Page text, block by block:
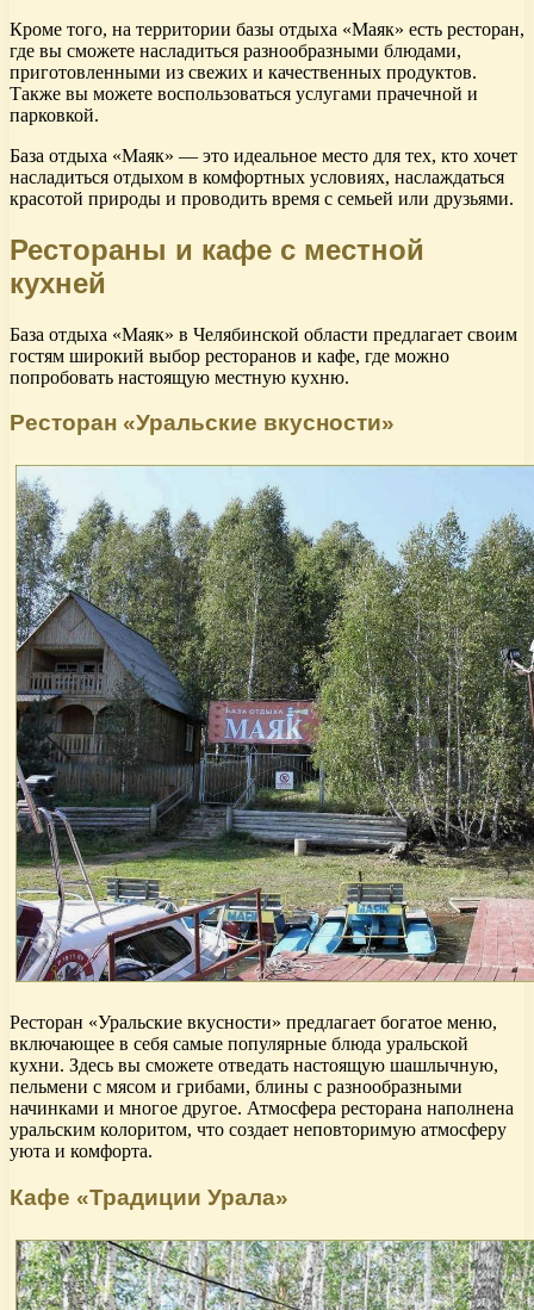
Кроме того, на территории базы отдыха «Маяк» есть ресторан,
где вы сможете насладиться разнообразными блюдами,
приготовленными из свежих и качественных продуктов.
Также вы можете воспользоваться услугами прачечной и
парковкой.
База отдыха «Маяк» — это идеальное место для тех, кто хочет
насладиться отдыхом в комфортных условиях, наслаждаться
красотой природы и проводить время с семьей или друзьями.
Рестораны и кафе с местной
кухней
База отдыха «Маяк» в Челябинской области предлагает своим
гостям широкий выбор ресторанов и кафе, где можно
попробовать настоящую местную кухню.
Ресторан «Уральские вкусности»
Ресторан «Уральские вкусности» предлагает богатое меню,
включающее в себя самые популярные блюда уральской
кухни. Здесь вы сможете отведать настоящую шашлычную,
пельмени с мясом и грибами, блины с разнообразными
начинками и многое другое. Атмосфера ресторана наполнена
уральским колоритом, что создает неповторимую атмосферу
уюта и комфорта.
Кафе «Традиции Урала»